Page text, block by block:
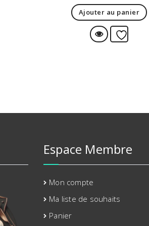
Ajouter au panier
Vue Rapide
Espace Membre
Mon compte
Ma liste de souhaits
Panier